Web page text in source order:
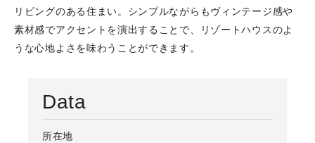
リビングのある住まい。シンプルながらもヴィンテージ感や
素材感でアクセントを演出することで、リゾートハウスのよ
うな心地よさを味わうことができます。
Data
所在地